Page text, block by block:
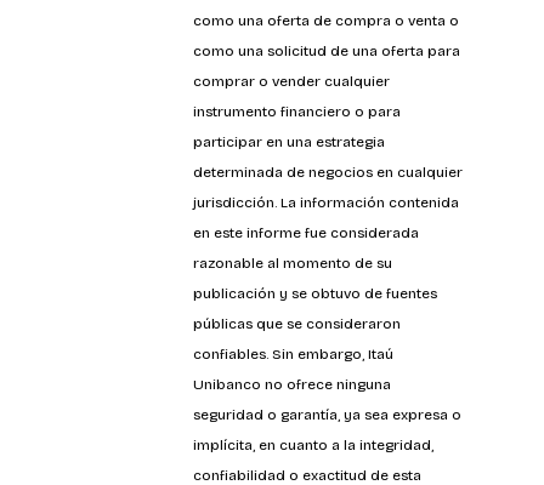
como una oferta de compra o venta o
como una solicitud de una oferta para
comprar o vender cualquier
instrumento financiero o para
participar en una estrategia
determinada de negocios en cualquier
jurisdicción. La información contenida
en este informe fue considerada
razonable al momento de su
publicación y se obtuvo de fuentes
públicas que se consideraron
confiables. Sin embargo, Itaú
Unibanco no ofrece ninguna
seguridad o garantía, ya sea expresa o
implícita, en cuanto a la integridad,
confiabilidad o exactitud de esta